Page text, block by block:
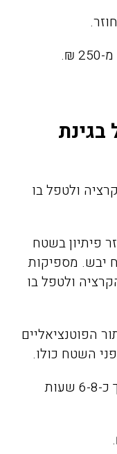
₪.
בגינת
ולטפל בו
פיתיון בשטח
יבש. מספיקות
ולטפל בו
הפוטנציאליים
השטח כולו.
הגינה תהיה סגורה לכניסה במשך כ-6-8 שעות